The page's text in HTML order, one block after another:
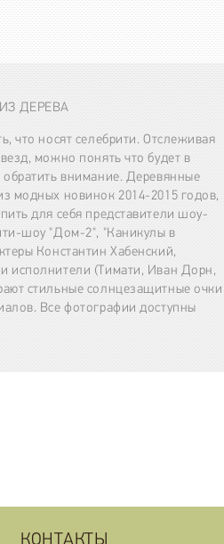
ДЕРЕВА
что носят селебрити. Отслеживая
можно понять что будет в
внимание. Деревянные
модных новинок 2014-2015 годов,
для себя представители шоу-
шоу "Дом-2", "Каникулы в
Константин Хабенский,
исполнители (Тимати, Иван Дорн,
стильные солнцезащитные очки
Все фотографии доступны